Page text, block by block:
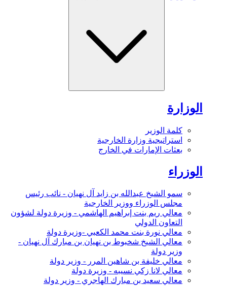
الوزارة
كلمة الوزير
استراتيجية وزارة الخارجية
بعثات الإمارات في الخارج
الوزراء
سمو الشيخ عبدالله بن زايد آل نهيان - نائب رئيس
مجلس الوزراء ووزير الخارجية
معالي ريم بنت إبراهيم الهاشمي - وزيرة دولة لشؤون
التعاون الدولي
معالي نورة بنت محمد الكعبي -وزيرة دولة
معالي الشيخ شخبوط بن نهيان بن مبارك آل نهيان -
وزير دولة
معالي خليفة بن شاهين المرر - وزير دولة
معالي لانا زكي نسيبه - وزيرة دولة
معالي سعيد بن مبارك الهاجري - وزير دولة